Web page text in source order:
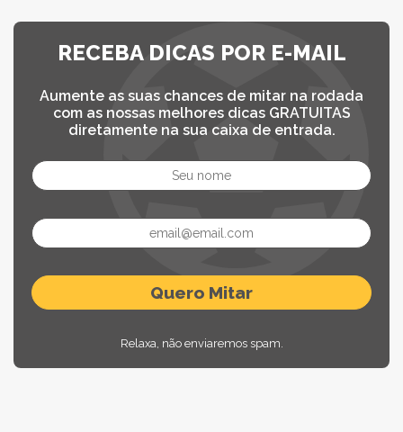
RECEBA DICAS POR E-MAIL
Aumente as suas chances de mitar na rodada
com as nossas melhores dicas GRATUITAS
diretamente na sua caixa de entrada.
Relaxa, não enviaremos spam.